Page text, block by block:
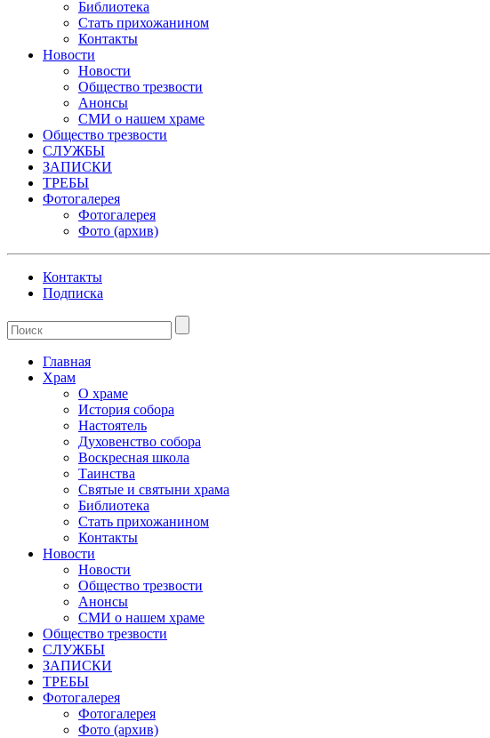
Библиотека
Стать прихожанином
Контакты
Новости
Новости
Общество трезвости
Анонсы
СМИ о нашем храме
Общество трезвости
СЛУЖБЫ
ЗАПИСКИ
ТРЕБЫ
Фотогалерея
Фотогалерея
Фото (архив)
Контакты
Подписка
Главная
Храм
О храме
История собора
Настоятель
Духовенство собора
Воскресная школа
Таинства
Святые и святыни храма
Библиотека
Стать прихожанином
Контакты
Новости
Новости
Общество трезвости
Анонсы
СМИ о нашем храме
Общество трезвости
СЛУЖБЫ
ЗАПИСКИ
ТРЕБЫ
Фотогалерея
Фотогалерея
Фото (архив)